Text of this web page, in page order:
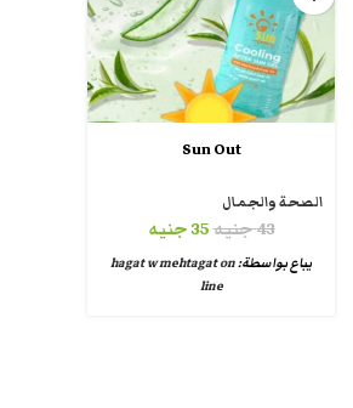
Sun Out
الصحة والجمال
43جنيه35جنيه
يباع بواسطة:hagat w mehtagat on
line